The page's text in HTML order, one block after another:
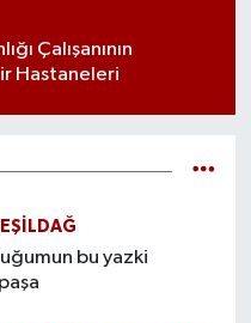
Çalışanının
Hastaneleri
bu yazki